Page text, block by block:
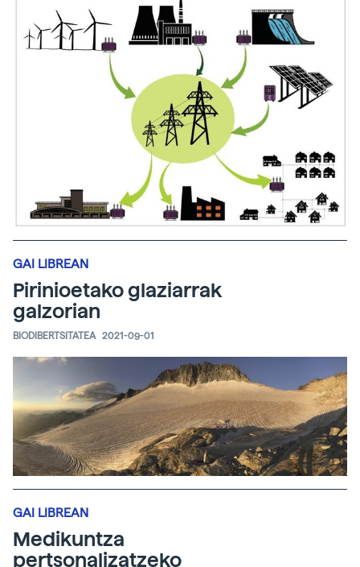
GAI LIBREAN
Pirinioetako glaziarrak
galzorian
BIODIBERTSITATEA 2021-09-01
GAI LIBREAN
Medikuntza
pertsonalizatzeko